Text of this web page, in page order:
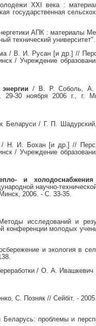
XXI века :
государственная
АПК : материалы
технический
/ В. И. Русан [и др.] //
/ Учреждение
/ В. Р. Соболь, А.
29-30 ноября 2006 г., г.
Беларуси / Г. П.
/ Н. И. Бохан [и др.] //
/ Учреждение
и
научно-
2006. - С. 33-35.
исследований и
конференции молодых
и экология в
/ О. А.
С. Позняк // Сейбiт. -
проблемы и